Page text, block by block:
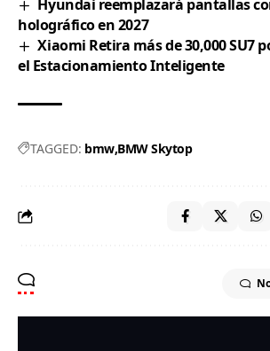
Hyundai reemplazará pantallas
holográfico en 2027
Xiaomi Retira más de 30,000 SU7
el Estacionamiento Inteligente
TAGGED: bmw BMW Skytop